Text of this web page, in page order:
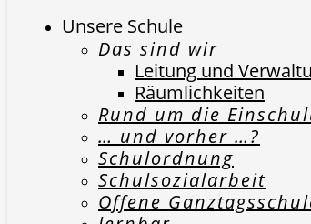
Unsere Schule
Das sind wir
Leitung und
Räumlichkeiten
Rund um die
… und vorher …?
Schulordnung
Schulsozialarbeit
Offene